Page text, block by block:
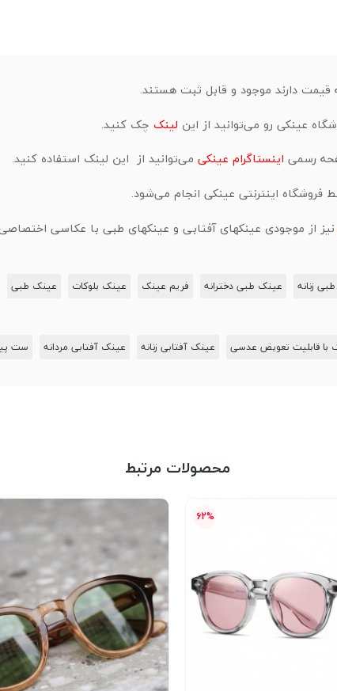
دارند موجود و قابل ثبت هستند.⁣⁣⁣
عینکی رو می‌توانید از این لینک چک کنید.
رسمی اینستاگرام عینکی می‌توانید از این لینک استفاده کنید.
فروشگاه اینترنتی عینکی انجام می‌شود.
نیز از موجودی عینکهای آفتابی و عینکهای طبی با عکاسی
زنانه عینک طبی دخترانه فریم عینک عینک بلوکات عینک طبی
با قابلیت تعویض عدسی عینک آفتابی زنانه عینک آفتابی مردانه ست
محصولات مرتبط
62%